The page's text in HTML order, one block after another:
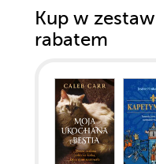
Kup w
rabatem